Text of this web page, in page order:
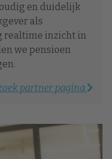
en duidelijk
als
realtime inzicht in
we pensioen
partner pagina